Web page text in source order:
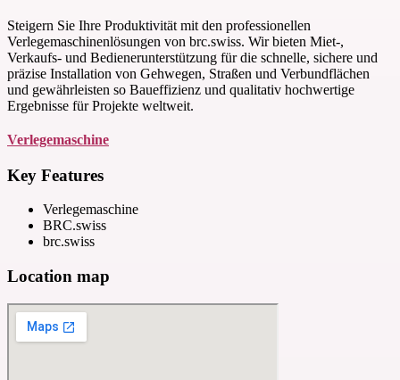
Steigern Sie Ihre Produktivität mit den professionellen
Verlegemaschinenlösungen von brc.swiss. Wir bieten Miet-,
Verkaufs- und Bedienerunterstützung für die schnelle, sichere und
präzise Installation von Gehwegen, Straßen und Verbundflächen
und gewährleisten so Baueffizienz und qualitativ hochwertige
Ergebnisse für Projekte weltweit.
Verlegemaschine
Key Features
Verlegemaschine
BRC.swiss
brc.swiss
Location map